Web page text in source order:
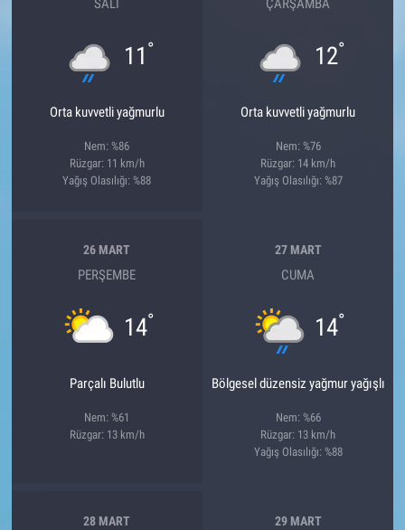
SALI
11 °
Orta kuvvetli yağmurlu
Nem: %86
Rüzgar: 11 km/h
Yağış Olasılığı: %88
ÇARŞAMBA
12°
Orta kuvvetli yağmurlu
Nem: %76
Rüzgar: 14 km/h
Yağış Olasılığı: %87
26 MART
PERŞEMBE
14°
Parçalı Bulutlu
Nem: %61
Rüzgar: 13 km/h
27 MART
CUMA
14°
Bölgesel düzensiz yağmur yağışlı
Nem: %66
Rüzgar: 13 km/h
Yağış Olasılığı: %88
28 MART 29 MART